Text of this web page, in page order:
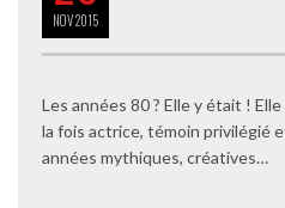
NOV2015
Les années 80 ? Elle y était !
la fois actrice, témoin privilégié
années mythiques, créatives…